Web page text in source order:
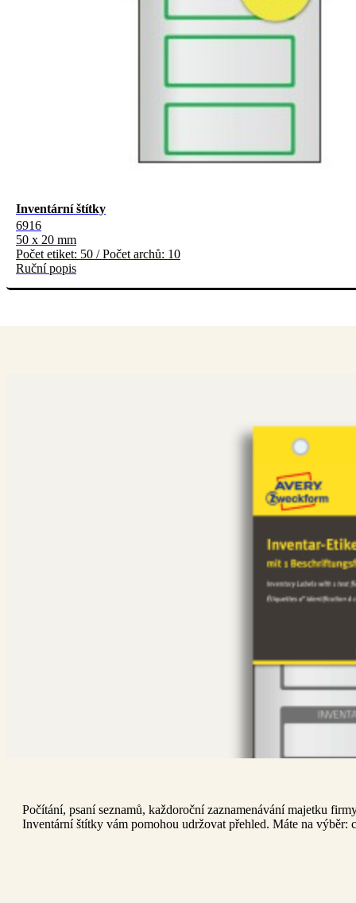
Inventární štítky
6916
50 x 20 mm
Počet etiket: 50 / Počet archů: 10
Ruční popis
Počítání, psaní seznamů, každoroční zaznamenávání majetku
Inventární štítky vám pomohou udržovat přehled. Máte na výběr: